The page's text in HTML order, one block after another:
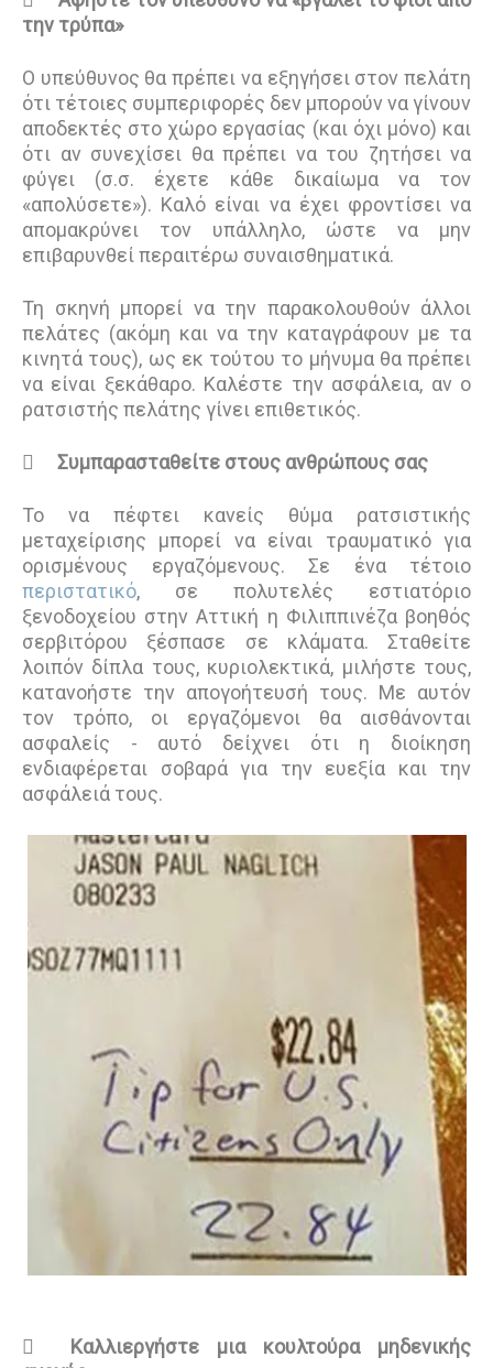
την τρύπα»
Ο υπεύθυνος θα πρέπει να εξηγήσει στον πελάτη
ότι τέτοιες συμπεριφορές δεν μπορούν να γίνουν
αποδεκτές στο χώρο εργασίας (και όχι μόνο) και
ότι αν συνεχίσει θα πρέπει να του ζητήσει να
φύγει (σ.σ. έχετε κάθε δικαίωμα να τον
«απολύσετε»). Καλό είναι να έχει φροντίσει να
απομακρύνει τον υπάλληλο, ώστε να μην
επιβαρυνθεί περαιτέρω συναισθηματικά.
Τη σκηνή μπορεί να την παρακολουθούν άλλοι
πελάτες (ακόμη και να την καταγράφουν με τα
κινητά τους), ως εκ τούτου το μήνυμα θα πρέπει
να είναι ξεκάθαρο. Καλέστε την ασφάλεια, αν ο
ρατσιστής πελάτης γίνει επιθετικός.
 Συμπαρασταθείτε στους ανθρώπους σας
Το να πέφτει κανείς θύμα ρατσιστικής
μεταχείρισης μπορεί να είναι τραυματικό για
ορισμένους εργαζόμενους. Σε ένα τέτοιο
περιστατικό, σε πολυτελές εστιατόριο
ξενοδοχείου στην Αττική η Φιλιππινέζα βοηθός
σερβιτόρου ξέσπασε σε κλάματα. Σταθείτε
λοιπόν δίπλα τους, κυριολεκτικά, μιλήστε τους,
κατανοήστε την απογοήτευσή τους. Με αυτόν
τον τρόπο, οι εργαζόμενοι θα αισθάνονται
ασφαλείς - αυτό δείχνει ότι η διοίκηση
ενδιαφέρεται σοβαρά για την ευεξία και την
ασφάλειά τους.

Καλλιεργήστε μια κουλτούρα μηδενικής